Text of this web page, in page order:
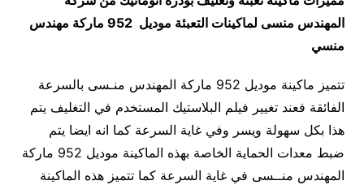
المهندس منسى لماكينات التعبئة
موديل 952 ماركة مهندس
منسي
تتميز ماكينة موديل 952 ماركة المهندس منـسى بالسرعة
الفائقة فعند تغيير فيلم البلاستيك المستخدم في التغليف يتم
هذا بكل سهولة ويسر وفي غاية السرعة كما انه ايضا يتم
ضبط معدات الحماية الخاصة بهذه الماكينة موديل 952 ماركة
المهندس منــسى في غاية السرعة كما تتميز هذه الماكينة